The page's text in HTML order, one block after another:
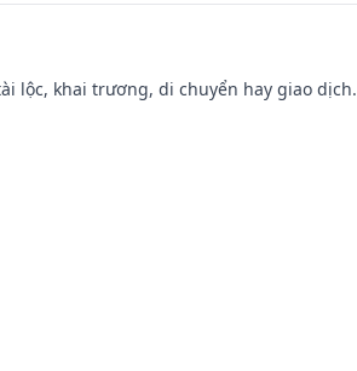
lộc, khai trương, di chuyển hay giao dịch.